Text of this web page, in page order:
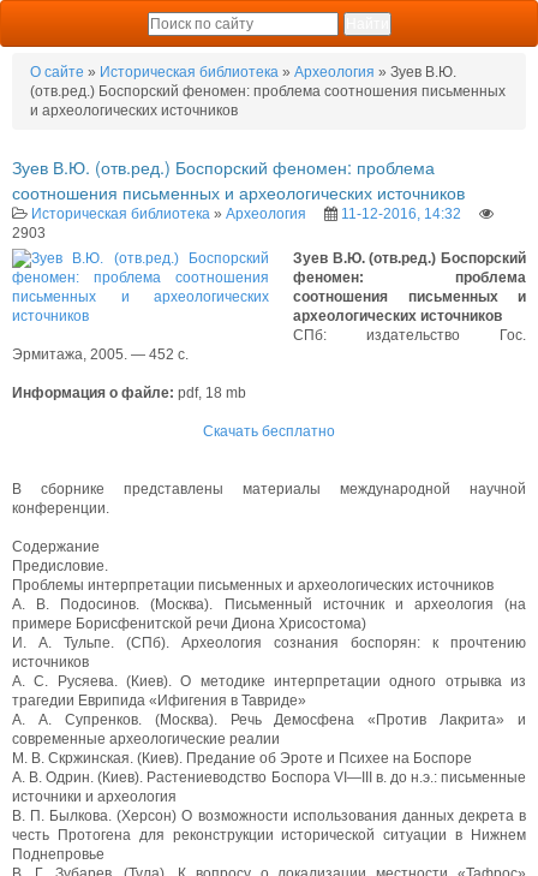
О сайте » Историческая библиотека » Археология » Зуев В.Ю.
(отв.ред.) Боспорский феномен: проблема соотношения письменных
и археологических источников
Зуев В.Ю. (отв.ред.) Боспорский феномен: проблема
соотношения письменных и археологических источников
Историческая библиотека » Археология
11-12-2016, 14:32
2903
Зуев В.Ю. (отв.ред.) Боспорский
феномен: проблема
соотношения письменных и
археологических источников
СПб: издательство Гос.
Эрмитажа, 2005. — 452 с.
Информация о файле: pdf, 18 mb
Скачать бесплатно
В сборнике представлены материалы международной научной
конференции.
Содержание
Предисловие.
Проблемы интерпретации письменных и археологических источников
А. В. Подосинов. (Москва). Письменный источник и археология (на
примере Борисфенитской речи Диона Хрисостома)
И. А. Тульпе. (СПб). Археология сознания боспорян: к прочтению
источников
А. С. Русяева. (Киев). О методике интерпретации одного отрывка из
трагедии Еврипида «Ифигения в Тавриде»
А. А. Супренков. (Москва). Речь Демосфена «Против Лакрита» и
современные археологические реалии
М. В. Скржинская. (Киев). Предание об Эроте и Психее на Боспоре
A. В. Одрин. (Киев). Растениеводство Боспора VI—III в. до н.э.: письменные
источники и археология
B. П. Былкова. (Херсон) О возможности использования данных декрета в
честь Протогена для реконструкции исторической ситуации в Нижнем
Поднепровье